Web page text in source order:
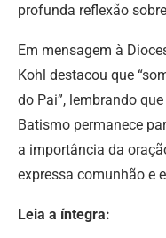
profunda reflexão
Em mensagem à
Kohl destacou que
do Pai”, lembrando
Batismo permanece
a importância da
expressa comunhão e
Leia a íntegra: